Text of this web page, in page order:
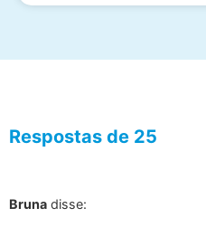
Respostas de 25
Bruna disse: